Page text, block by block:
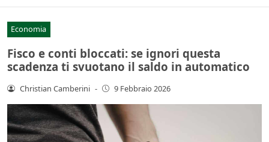
Economia
Fisco e conti bloccati: se ignori questa
scadenza ti svuotano il saldo in automatico
Christian Camberini - 9 Febbraio 2026